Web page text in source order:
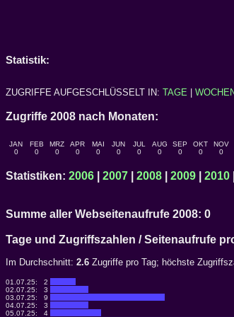
Statistik:
ZUGRIFFE AUFGESCHLÜSSELT IN: TAGE
Zugriffe 2008 nach Monaten:
JAN
0
FEB
0
MRZ
0
APR
0
MAI
0
JUN
0
JUL
0
AUG
0
SEP
0
OKT
0
NOV
0
Statistiken: 2006 2007 2008 2009 2010
Summe aller Webseitenaufrufe 2008: 0
Tage und Zugriffszahlen / Seitenaufrufe
Im Durchschnitt: 2.6 Zugriffe pro Tag; höchste
01.07.25:
2
02.07.25:
3
03.07.25:
9
04.07.25:
3
05.07.25:
4